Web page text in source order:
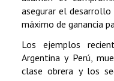
asegurar el
máximo de ganancia
Los ejemplos
Argentina y Perú,
clase obrera y los